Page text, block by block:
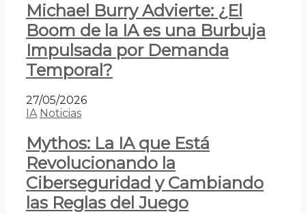
Michael Burry Advierte: ¿El
Boom de la IA es una Burbuja
Impulsada por Demanda
Temporal?
27/05/2026
IA Noticias
Mythos: La IA que Está
Revolucionando la
Ciberseguridad y Cambiando
las Reglas del Juego